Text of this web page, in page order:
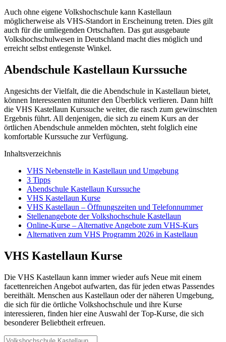
Auch ohne eigene Volkshochschule kann Kastellaun
möglicherweise als VHS-Standort in Erscheinung treten. Dies gilt
auch für die umliegenden Ortschaften. Das gut ausgebaute
Volkshochschulwesen in Deutschland macht dies möglich und
erreicht selbst entlegenste Winkel.
Abendschule Kastellaun Kurssuche
Angesichts der Vielfalt, die die Abendschule in Kastellaun bietet,
können Interessenten mitunter den Überblick verlieren. Dann hilft
die VHS Kastellaun Kurssuche weiter, die rasch zum gewünschten
Ergebnis führt. All denjenigen, die sich zu einem Kurs an der
örtlichen Abendschule anmelden möchten, steht folglich eine
komfortable Kurssuche zur Verfügung.
Inhaltsverzeichnis
VHS Nebenstelle in Kastellaun und Umgebung
3 Tipps
Abendschule Kastellaun Kurssuche
VHS Kastellaun Kurse
VHS Kastellaun – Öffnungszeiten und Telefonnummer
Stellenangebote der Volkshochschule Kastellaun
Online-Kurse – Alternative Angebote zum VHS-Kurs
Alternativen zum VHS Programm 2026 in Kastellaun
VHS Kastellaun Kurse
Die VHS Kastellaun kann immer wieder aufs Neue mit einem
facettenreichen Angebot aufwarten, das für jeden etwas Passendes
bereithält. Menschen aus Kastellaun oder der näheren Umgebung,
die sich für die örtliche Volkshochschule und ihre Kurse
interessieren, finden hier eine Auswahl der Top-Kurse, die sich
besonderer Beliebtheit erfreuen.